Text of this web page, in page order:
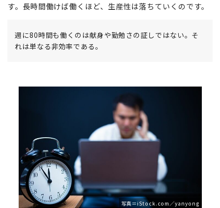
す。長時間働けば働くほど、生産性は落ちていくのです。
週に80時間も働くのは献身や勤勉さの証しではない。そ
れは単なる非効率である。
写真＝iStock.com／yanyong